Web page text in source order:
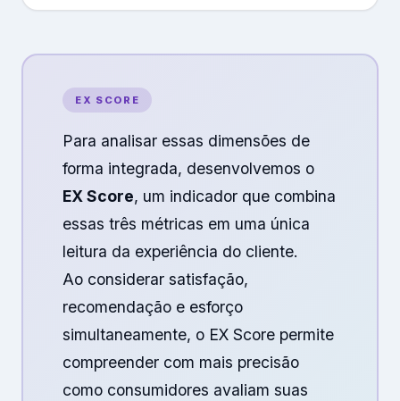
EX SCORE
Para analisar essas dimensões de
forma integrada, desenvolvemos o
EX Score, um indicador que combina
essas três métricas em uma única
leitura da experiência do cliente.
Ao considerar satisfação,
recomendação e esforço
simultaneamente, o EX Score permite
compreender com mais precisão
como consumidores avaliam suas